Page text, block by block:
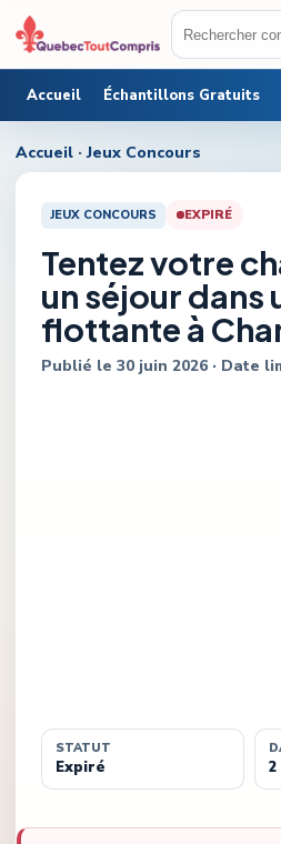
Accueil Échantillons Gratuits
Accueil · Jeux Concours
JEUX CONCOURS EXPIRÉ
Tentez votre
un séjour dans
flottante à
Publié le 30 juin 2026 · Date
STATUT
Expiré